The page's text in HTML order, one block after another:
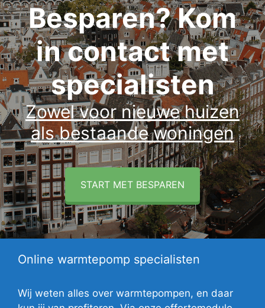
Besparen? Kom
in contact met
specialisten
Zowel voor nieuwe huizen
als bestaande woningen
START MET BESPAREN
Online warmtepomp specialisten
Wij weten alles over warmtepompen, en daar